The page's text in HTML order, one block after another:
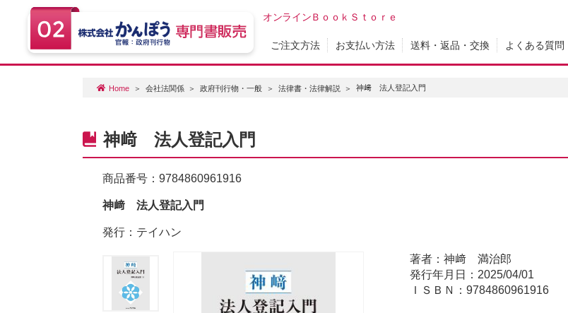
オンラインＢｏｏｋＳｔｏｒｅ
ご注文方法 お支払い方法 送料・返品・交換 よくある質問
Home 会社法関係 政府刊行物・一般 法律書・法律解説 神﨑 法人登記入門
神﨑 法人登記入門
商品番号： 9784860961916
神﨑 法人登記入門
発行：テイハン
著者：神﨑 満治郎
発行年月日：2025/04/01
ＩＳＢＮ：9784860961916